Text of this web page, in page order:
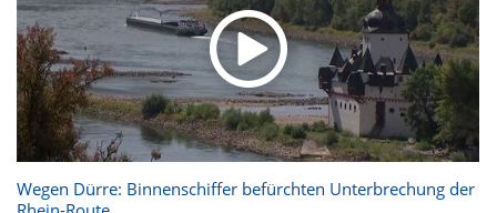
Wegen Dürre: Binnenschiffer befürchten Unterbrechung der